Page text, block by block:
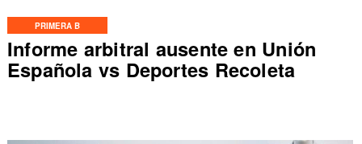
PRIMERA B
Informe arbitral ausente en Unión
Española vs Deportes Recoleta